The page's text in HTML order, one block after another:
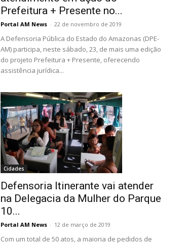
Prefeitura + Presente no...
Portal AM News - 22 de novembro de 2019
A Defensoria Pública do Estado do Amazonas (DPE-
AM) participa, neste sábado, 23, de mais uma edição
do projeto Prefeitura + Presente, oferecendo
assistência jurídica...
Cidades
Defensoria Itinerante vai atender
na Delegacia da Mulher do Parque
10...
Portal AM News - 12 de março de 2019
Com um total de 50 atos, a maioria de pedidos de